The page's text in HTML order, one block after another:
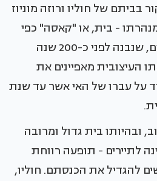
בביתם של חוליו ורוזה מוניוז
- בית, או "קאסה" כפי
שהוא קרוי בשפת המקום, שנבנה לפני כ-200 שנה
העיצובית מאפיינים את
על עברו של האי אשר עד שנת
ובהיותו בית גדול ומרובה
לתיירים - תופעה רווחת
להגדיל את הכנסתם. חוליו,